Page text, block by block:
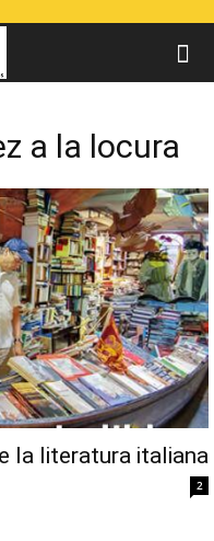
a la locura
la literatura italiana
2